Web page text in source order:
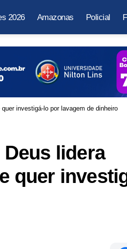
2026 Amazonas Policial
investigá-lo por lavagem de dinheiro
lidera
quer